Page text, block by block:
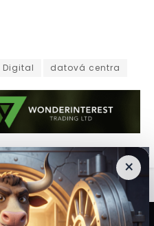
akcií společnosti Applied
Digital datová centra
×